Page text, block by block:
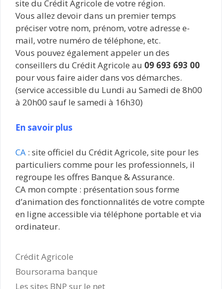
site du Crédit Agricole de votre région.
Vous allez devoir dans un premier temps
préciser votre nom, prénom, votre adresse e-
mail, votre numéro de téléphone, etc.
Vous pouvez également appeler un des
conseillers du Crédit Agricole au 09 693 693 00
pour vous faire aider dans vos démarches.
(service accessible du Lundi au Samedi de 8h00
à 20h00 sauf le samedi à 16h30)
En savoir plus
CA : site officiel du Crédit Agricole, site pour les
particuliers comme pour les professionnels, il
regroupe les offres Banque & Assurance.
CA mon compte : présentation sous forme
d’animation des fonctionnalités de votre compte
en ligne accessible via téléphone portable et via
ordinateur.
Catégories
Crédit Agricole
Boursorama banque
Les sites BNP sur le net